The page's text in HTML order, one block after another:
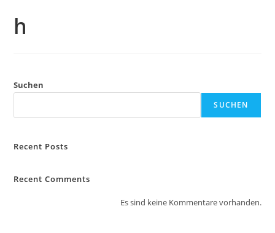
h
Suchen
SUCHEN
Recent Posts
Recent Comments
Es sind keine Kommentare vorhanden.